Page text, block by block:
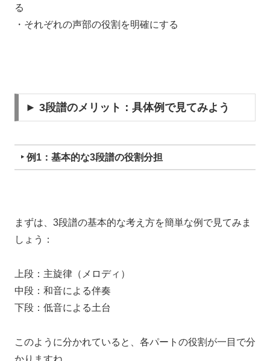
る
・それぞれの声部の役割を明確にする
► 3段譜のメリット：具体例で見てみよう
‣ 例1：基本的な3段譜の役割分担
まずは、3段譜の基本的な考え方を簡単な例で見てみま
しょう：
上段：主旋律（メロディ）
中段：和音による伴奏
下段：低音による土台
このように分かれていると、各パートの役割が一目で分
かりますね。